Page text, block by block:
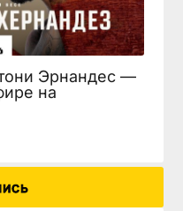
Эрнандес —
на